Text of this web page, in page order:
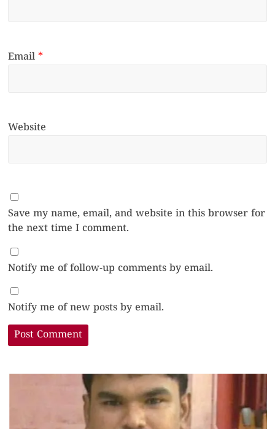
Email*
Website
Save my name, email, and website in this browser for
the next time I comment.
Notify me of follow-up comments by email.
Notify me of new posts by email.